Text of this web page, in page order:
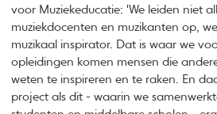
voor Muziekeducatie: 'We leiden niet
muziekdocenten en muzikanten op,
muzikaal inspirator. Dat is waar we
opleidingen komen mensen die
weten te inspireren en te raken. En
project als dit - waarin we